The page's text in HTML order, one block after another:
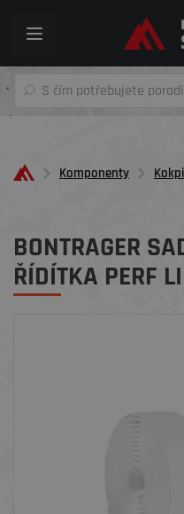
Toggle
Komponenty
BONTRAGER
ŘÍDÍTKA PERF